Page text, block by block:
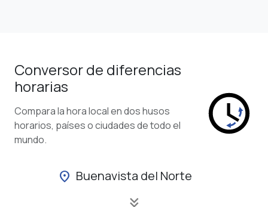
Conversor de diferencias
horarias
Compara la hora local en dos husos
horarios, países o ciudades de todo el
mundo.
location_on Buenavista del Norte
keyboard_double_arrow_down